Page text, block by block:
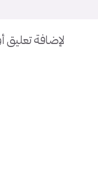
لإضافة تعليق